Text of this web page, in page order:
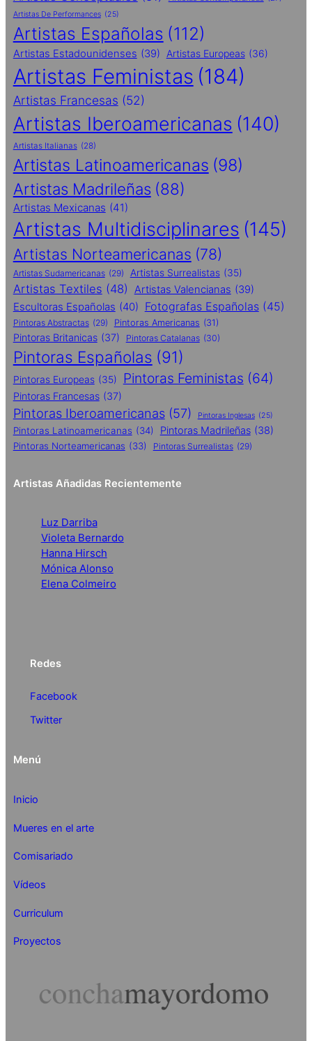
Artistas De Performances (25)
Artistas Españolas (112)
Artistas Estadounidenses (39) Artistas Europeas (36)
Artistas Feministas (184)
Artistas Francesas (52)
Artistas Iberoamericanas (140)
Artistas Italianas (28)
Artistas Latinoamericanas (98)
Artistas Madrileñas (88)
Artistas Mexicanas (41)
Artistas Multidisciplinares (145)
Artistas Norteamericanas (78)
Artistas Sudamericanas (29) Artistas Surrealistas (35)
Artistas Textiles (48) Artistas Valencianas (39)
Escultoras Españolas (40) Fotografas Españolas (45)
Pintoras Abstractas (29) Pintoras Americanas (31)
Pintoras Britanicas (37) Pintoras Catalanas (30)
Pintoras Españolas (91)
Pintoras Europeas (35) Pintoras Feministas (64)
Pintoras Francesas (37)
Pintoras Iberoamericanas (57) Pintoras Inglesas (25)
Pintoras Latinoamericanas (34) Pintoras Madrileñas (38)
Pintoras Norteamericanas (33) Pintoras Surrealistas (29)
Artistas Añadidas Recientemente
Luz Darriba
Violeta Bernardo
Hanna Hirsch
Mónica Alonso
Elena Colmeiro
Redes
Facebook
Twitter
Menú
Inicio
Mueres en el arte
Comisariado
Vídeos
Curriculum
Proyectos